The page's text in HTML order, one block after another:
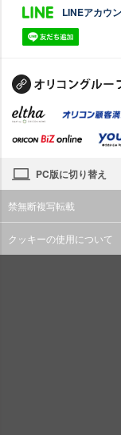
LINEアカウ
PC版に切り替え
禁無断複写転載
クッキーの使用について